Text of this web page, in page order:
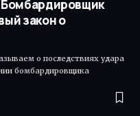
Бомбардировщик
закон о
о последствиях удара
бомбардировщика